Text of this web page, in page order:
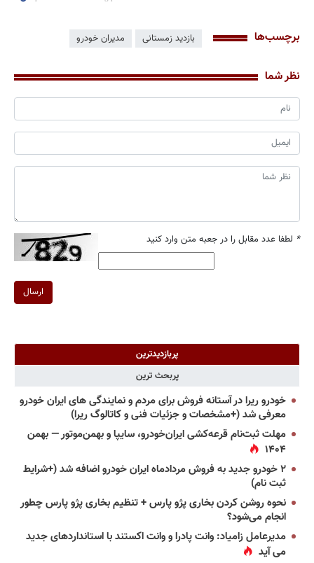
برچسب‌ها بازدید زمستانی مدیران خودرو
نظر شما
* لطفا عدد مقابل را در جعبه متن وارد کنید
ارسال
پربازدیدترین
پربحث ترین
خودرو ریرا در آستانه فروش برای مردم و نمایندگی های ایران خودرو
معرفی شد (+مشخصات و جزئیات فنی و کاتالوگ ریرا)
مهلت ثبت‌نام قرعه‌کشی ایران‌خودرو، سایپا و بهمن‌موتور — بهمن
۱۴۰۴
۲ خودرو جدید به فروش مردادماه ایران خودرو اضافه شد (+شرایط
ثبت نام)
نحوه روشن کردن بخاری پژو پارس + تنظیم بخاری پژو پارس چطور
انجام می‌شود؟
مدیرعامل زامیاد: وانت پادرا و وانت اکستند با استانداردهای جدید
می آید